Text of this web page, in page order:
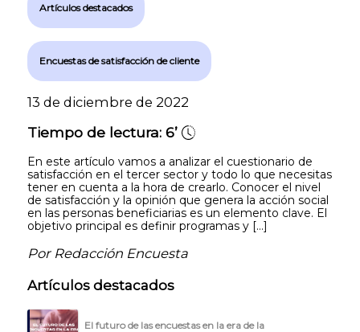
Artículos destacados
Encuestas de satisfacción de cliente
13 de diciembre de 2022
Tiempo de lectura: 6’
En este artículo vamos a analizar el cuestionario de
satisfacción en el tercer sector y todo lo que necesitas
tener en cuenta a la hora de crearlo. Conocer el nivel
de satisfacción y la opinión que genera la acción social
en las personas beneficiarias es un elemento clave. El
objetivo principal es definir programas y […]
Por Redacción Encuesta
Artículos destacados
El futuro de las encuestas en la era de la